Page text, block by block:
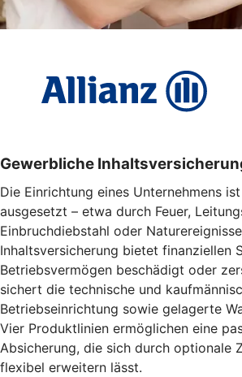
Gewerbliche
Die Einrichtung eines Unternehmens
ausgesetzt – etwa durch Feuer,
Einbruchdiebstahl oder
Inhaltsversicherung bietet finanziellen
Betriebsvermögen beschädigt oder
sichert die technische und
Betriebseinrichtung sowie gelagerte
Vier Produktlinien ermöglichen eine
Absicherung, die sich durch optionale
flexibel erweitern lässt.